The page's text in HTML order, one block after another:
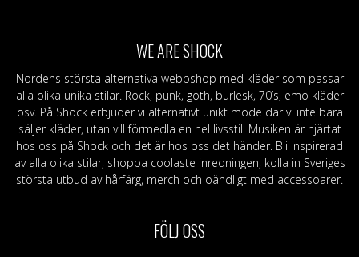
WE ARE SHOCK
Nordens största alternativa webbshop med kläder som passar
alla olika unika stilar. Rock, punk, goth, burlesk, 70’s, emo kläder
osv. På Shock erbjuder vi alternativt unikt mode där vi inte bara
säljer kläder, utan vill förmedla en hel livsstil. Musiken är hjärtat
hos oss på Shock och det är hos oss det händer. Bli inspirerad
av alla olika stilar, shoppa coolaste inredningen, kolla in Sveriges
största utbud av hårfärg, merch och oändligt med accessoarer.
FÖLJ OSS